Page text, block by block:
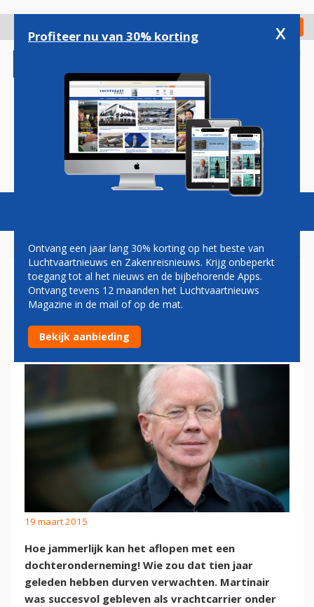
gaan
Check in
Magazine Podcasts Vacatures
HUGO ROOS: MARTINAIR;
MEER VERLEDEN DAN
TOEKOMST?
19 maart 2015
Hoe jammerlijk kan het aflopen met een
dochteronderneming! Wie zou dat tien jaar
geleden hebben durven verwachten. Martinair
was succesvol gebleven als vrachtcarrier onder
Profiteer nu van 30% korting x
Ontvang een jaar lang 30% korting op het beste van
Luchtvaartnieuws en Zakenreisnieuws. Krijg onbeperkt
toegang tot al het nieuws en de bijbehorende Apps.
Ontvang tevens 12 maanden het Luchtvaartnieuws
Magazine in de mail of op de mat.
Bekijk aanbieding